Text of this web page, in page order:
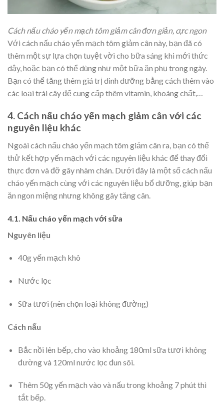
Cách nấu cháo yến mạch tôm giảm cân đơn giản, cực ngon
Với cách nấu cháo yến mạch tôm giảm cân này, bạn đã có
thêm một sự lựa chọn tuyệt vời cho bữa sáng khi mới thức
dậy, hoặc bạn có thể dùng như một bữa ăn phụ trong ngày.
Bạn có thể tăng thêm giá trị dinh dưỡng bằng cách thêm vào
các loại trái cây để cung cấp thêm vitamin, khoáng chất,…
4. Cách nấu cháo yến mạch giảm cân với các
nguyên liệu khác
Ngoài cách nấu cháo yến mạch tôm giảm cân ra, bạn có thể
thử kết hợp yến mạch với các nguyên liệu khác để thay đổi
thực đơn và đỡ gây nhàm chán. Dưới đây là một số cách nấu
cháo yến mạch cùng với các nguyên liệu bổ dưỡng, giúp bạn
ăn ngon miệng nhưng không gây tăng cân.
4.1. Nấu cháo yến mạch với sữa
Nguyên liệu
40g yến mạch khô
Nước lọc
Sữa tươi (nên chọn loại không đường)
Cách nấu
Bắc nồi lên bếp, cho vào khoảng 180ml sữa tươi không
đường và 120ml nước lọc đun sôi.
Thêm 50g yến mạch vào và nấu trong khoảng 7 phút thì
tắt bếp.